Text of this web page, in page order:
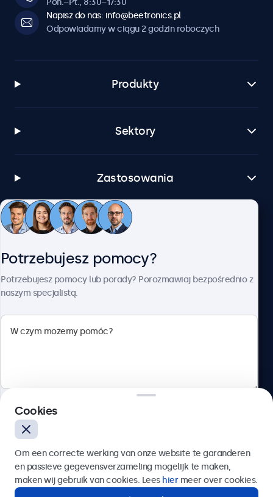
Pon.–Pt., 8:30–17:30
Napisz do nas: info@beetronics.pl
Odpowiadamy w ciągu 2 godzin roboczych
Produkty
Sektory
Zastosowania
Obsługa klienta
Polski
Potrzebujesz pomocy?
Potrzebujesz pomocy lub porady? Porozmawiaj bezpośrednio z
naszym specjalistą.
Wyślij
Lub zadzwoń pod numer:22 397 04 43
Cookies
Om een correcte werking van onze website te garanderen
en passieve gegevensverzameling mogelijk te maken,
maken wij gebruik van cookies. Lees hiermeer over cookies.